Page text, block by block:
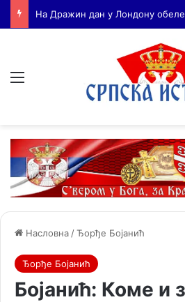
Насловна /Ђорђе Бојанић
Ђорђе Бојанић
Бојанић: Коме и